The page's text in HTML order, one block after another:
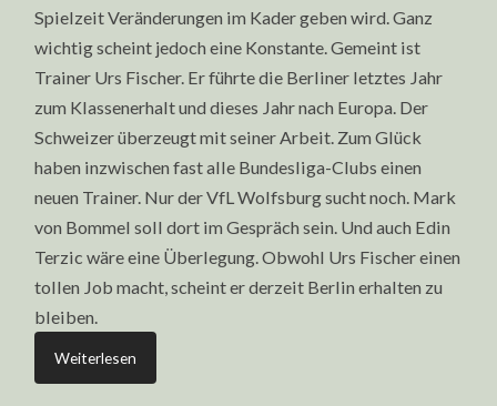
Spielzeit Veränderungen im Kader geben wird. Ganz
wichtig scheint jedoch eine Konstante. Gemeint ist
Trainer Urs Fischer. Er führte die Berliner letztes Jahr
zum Klassenerhalt und dieses Jahr nach Europa. Der
Schweizer überzeugt mit seiner Arbeit. Zum Glück
haben inzwischen fast alle Bundesliga-Clubs einen
neuen Trainer. Nur der VfL Wolfsburg sucht noch. Mark
von Bommel soll dort im Gespräch sein. Und auch Edin
Terzic wäre eine Überlegung. Obwohl Urs Fischer einen
tollen Job macht, scheint er derzeit Berlin erhalten zu
bleiben.
Weiterlesen